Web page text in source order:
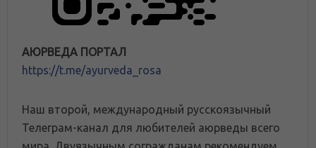
АЮРВЕДА ПОРТАЛ
https://t.me/ayurveda_rosa
Наш второй, международный русскоязычный
Телеграм-канал для любителей аюрведы всего